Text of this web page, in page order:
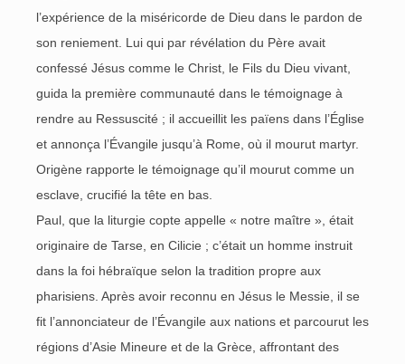
l’expérience de la miséricorde de Dieu dans le pardon de
son reniement. Lui qui par révélation du Père avait
confessé Jésus comme le Christ, le Fils du Dieu vivant,
guida la première communauté dans le témoignage à
rendre au Ressuscité ; il accueillit les païens dans l’Église
et annonça l’Évangile jusqu’à Rome, où il mourut martyr.
Origène rapporte le témoignage qu’il mourut comme un
esclave, crucifié la tête en bas.
Paul, que la liturgie copte appelle « notre maître », était
originaire de Tarse, en Cilicie ; c’était un homme instruit
dans la foi hébraïque selon la tradition propre aux
pharisiens. Après avoir reconnu en Jésus le Messie, il se
fit l’annonciateur de l’Évangile aux nations et parcourut les
régions d’Asie Mineure et de la Grèce, affrontant des